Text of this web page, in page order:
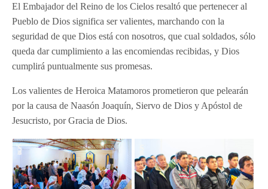
El Embajador del Reino de los Cielos resaltó que pertenecer al
Pueblo de Dios significa ser valientes, marchando con la
seguridad de que Dios está con nosotros, que cual soldados, sólo
queda dar cumplimiento a las encomiendas recibidas, y Dios
cumplirá puntualmente sus promesas.
Los valientes de Heroica Matamoros prometieron que pelearán
por la causa de Naasón Joaquín, Siervo de Dios y Apóstol de
Jesucristo, por Gracia de Dios.